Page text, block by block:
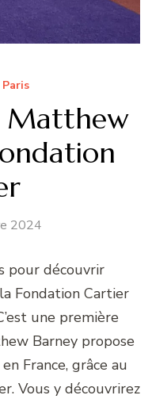
Matthew
2024
pour découvrir
Fondation Cartier
une première
Barney propose
France, grâce au
Vous y découvrirez